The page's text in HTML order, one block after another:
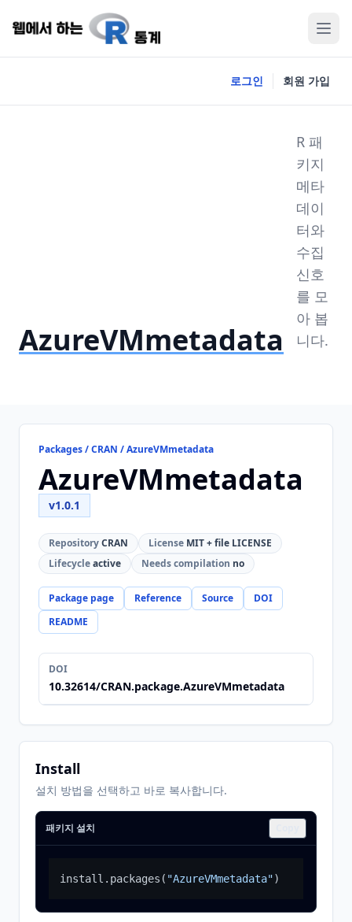
로그인 회원 가입
AzureVMmetadata
R 패
키지
메타
데이
터와
수집
신호
를 모
아 봅
니다.
Packages / CRAN / AzureVMmetadata
AzureVMmetadata
v1.0.1
RepositoryCRAN License MIT + file LICENSE
Lifecycleactive Needs compilation no
Package page Reference Source
DOI
README
DOI
10.32614/CRAN.package.AzureVMmetadata
Install
설치 방법을 선택하고 바로 복사합니다.
패키지 설치
install.packages ( "AzureVMmetadata")